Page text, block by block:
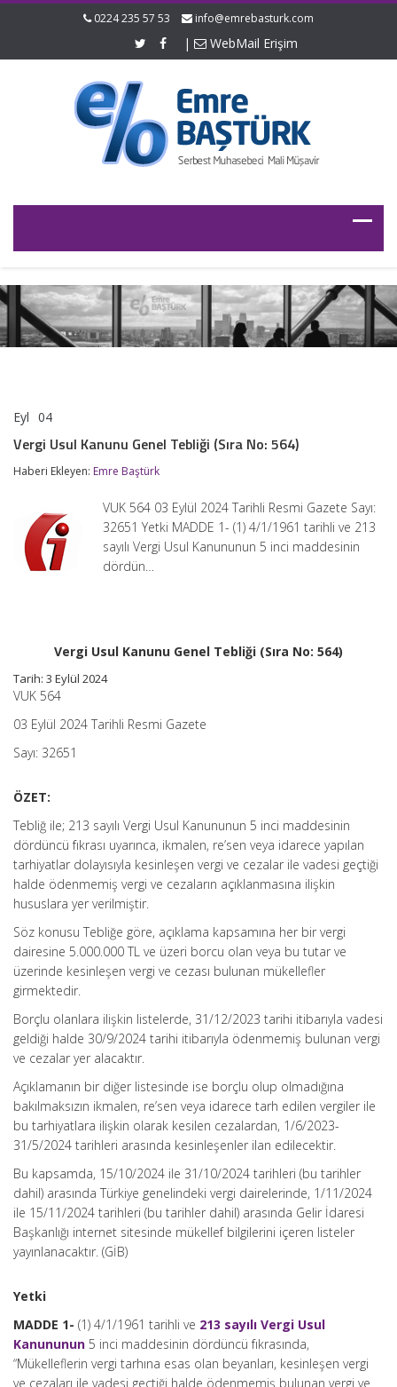
0224 235 57 53 info@emrebasturk.com
| WebMail Erişim
Eyl 04
Kanunu
Tebliği
Vergi Usul Kanunu Genel Tebliği (Sıra No: 564)
Haberi Ekleyen: Emre Baştürk
VUK 564 03 Eylül 2024 Tarihli Resmi Gazete Sayı:
32651 Yetki MADDE 1- (1) 4/1/1961 tarihli ve 213
sayılı Vergi Usul Kanununun 5 inci maddesinin
dördün…
Vergi Usul Kanunu Genel Tebliği (Sıra No: 564)
Tarih: 3 Eylül 2024
VUK 564
03 Eylül 2024 Tarihli Resmi Gazete
Sayı: 32651
ÖZET:
Tebliğ ile; 213 sayılı Vergi Usul Kanununun 5 inci maddesinin
dördüncü fıkrası uyarınca, ikmalen, re’sen veya idarece yapılan
tarhiyatlar dolayısıyla kesinleşen vergi ve cezalar ile vadesi geçtiği
halde ödenmemiş vergi ve cezaların açıklanmasına ilişkin
hususlara yer verilmiştir.
Söz konusu Tebliğe göre, açıklama kapsamına her bir vergi
dairesine 5.000.000 TL ve üzeri borcu olan veya bu tutar ve
üzerinde kesinleşen vergi ve cezası bulunan mükellefler
girmektedir.
Borçlu olanlara ilişkin listelerde, 31/12/2023 tarihi itibarıyla vadesi
geldiği halde 30/9/2024 tarihi itibarıyla ödenmemiş bulunan vergi
ve cezalar yer alacaktır.
Açıklamanın bir diğer listesinde ise borçlu olup olmadığına
bakılmaksızın ikmalen, re’sen veya idarece tarh edilen vergiler ile
bu tarhiyatlara ilişkin olarak kesilen cezalardan, 1/6/2023-
31/5/2024 tarihleri arasında kesinleşenler ilan edilecektir.
Bu kapsamda, 15/10/2024 ile 31/10/2024 tarihleri (bu tarihler
dahil) arasında Türkiye genelindeki vergi dairelerinde, 1/11/2024
ile 15/11/2024 tarihleri (bu tarihler dahil) arasında Gelir İdaresi
Başkanlığı internet sitesinde mükellef bilgilerini içeren listeler
yayınlanacaktır. (GİB)
Yetki
MADDE 1- (1) 4/1/1961 tarihli ve 213 sayılı Vergi Usul
Kanununun 5 inci maddesinin dördüncü fıkrasında,
“Mükelleflerin vergi tarhına esas olan beyanları, kesinleşen vergi
ve cezaları ile vadesi geçtiği halde ödenmemiş bulunan vergi ve